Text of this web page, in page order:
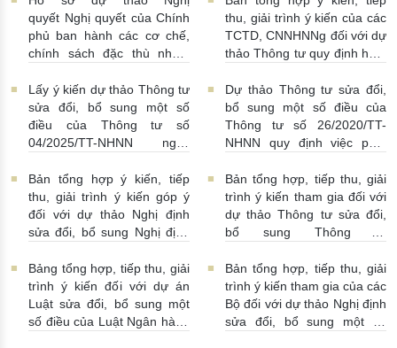
quyết Nghị quyết của Chính
phủ ban hành các cơ chế,
chính sách đặc thù nhằm
pháp luật về phòng, chống
rửa tiền nhằm đáp ứng yêu
cầu cấp bách trong thực
hiện cam kết quốc tế về trao
về thuế
22/07/2026 |
14:54:00
thu, giải trình ý kiến của các
TCTD, CNNHNNg đối với dự
thảo Thông tư quy định hoạt
nhận tiền gửi, mua, bán có
kỳ hạn GTCG giữa các
TCTD, CNNHNNg
20/07/2026 | 09:32:00
Lấy ý kiến dự thảo Thông tư
sửa đổi, bổ sung một số
điều của Thông tư số
04/2025/TT-NHNN ngày
định thời hạn lưu trữ hồ sơ,
tài liệu ngành Ngân hàng
16/07/2026 | 10:00:00
Dự thảo Thông tư sửa đổi,
bổ sung một số điều của
Thông tư số 26/2020/TT-
NHNN quy định việc phát
của Ngân hàng Nhà nước
16/07/2026 | 09:41:00
Bản tổng hợp ý kiến, tiếp
thu, giải trình ý kiến góp ý
đối với dự thảo Nghị định
sửa đổi, bổ sung Nghị định
13/07/2026 | 16:00:00
Bản tổng hợp, tiếp thu, giải
trình ý kiến tham gia đối với
dự thảo Thông tư sửa đổi,
bổ sung Thông tư
13/07/2026 | 02:19:00
Bảng tổng hợp, tiếp thu, giải
trình ý kiến đối với dự án
Luật sửa đổi, bổ sung một
số điều của Luật Ngân hàng
Bản tổng hợp, tiếp thu, giải
trình ý kiến tham gia của các
Bộ đối với dự thảo Nghị định
sửa đổi, bổ sung một số